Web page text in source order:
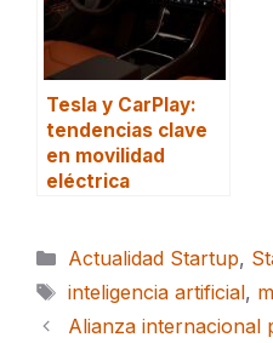
Tesla y CarPlay:
tendencias clave
en movilidad
eléctrica
Categorías
Actualidad Startup,
Etiquetas
inteligencia artificial,
Alianza internacional